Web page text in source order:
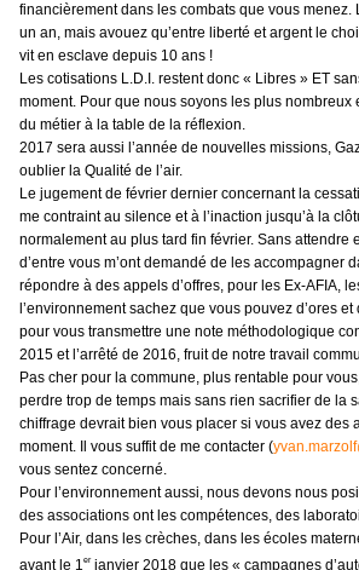
financièrement dans les combats que vous menez.
un an, mais avouez qu’entre liberté et argent le
vit en esclave depuis 10 ans !
Les cotisations L.D.I. restent donc « Libres » ET
moment. Pour que nous soyons les plus nombreux
du métier à la table de la réflexion.
2017 sera aussi l’année de nouvelles missions,
oublier la Qualité de l’air.
Le jugement de février dernier concernant la
me contraint au silence et à l’inaction jusqu’à la
normalement au plus tard fin février. Sans attendre
d’entre vous m’ont demandé de les accompagner
répondre à des appels d’offres, pour les Ex-AFIA,
l’environnement sachez que vous pouvez d’ores
pour vous transmettre une note méthodologique
2015 et l’arrêté de 2016, fruit de notre travail
Pas cher pour la commune, plus rentable pour
perdre trop de temps mais sans rien sacrifier de la
chiffrage devrait bien vous placer si vous avez des
moment. Il vous suffit de me contacter (
vous sentez concerné.
Pour l’environnement aussi, nous devons nous
des associations ont les compétences, des
Pour l’Air, dans les crèches, dans les écoles
avant le 1erjanvier 2018 que les « campagnes